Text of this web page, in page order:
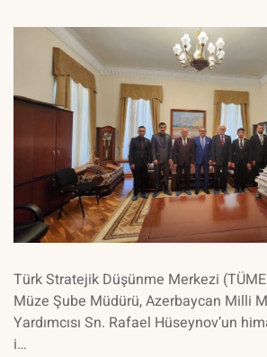
Türk Stratejik Düşünme Merkezi
Müze Şube Müdürü, Azerbaycan Milli
Yardımcısı Sn. Rafael Hüseynov’un
i…